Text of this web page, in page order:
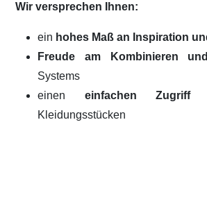
Wir versprechen Ihnen:
ein hohes Maß an Inspiration
Freude am Kombinieren
Systems
einen einfachen Zugriff
Kleidungsstücken